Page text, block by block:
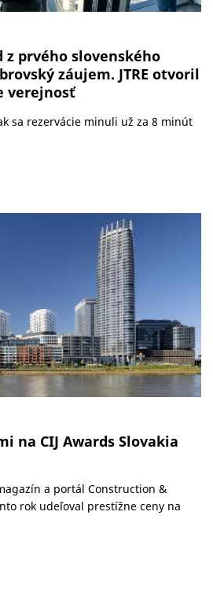
prvého slovenského
záujem. JTRE otvoril
verejnosť
sa rezervácie minuli už za 8 minút
na CIJ Awards Slovakia
a portál Construction &
rok udeľoval prestížne ceny na